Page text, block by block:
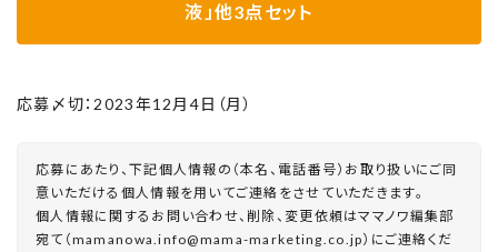
液」他3点セット
応募〆切：2023年12月4日（月）
応募にあたり、下記個人情報の（本名、電話番号）お取り扱いにご同
意いただける個人情報を用いてご連絡をさせていただきます。
個人情報に関するお問い合わせ、削除、変更依頼はママノワ編集部
宛て（mamanowa.info@mama-marketing.co.jp）にご連絡くだ